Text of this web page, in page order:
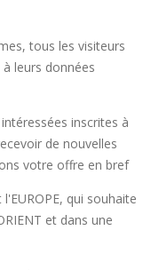
tous les visiteurs
leurs données
inscrites à
de nouvelles
votre offre en bref
qui souhaite
et dans une